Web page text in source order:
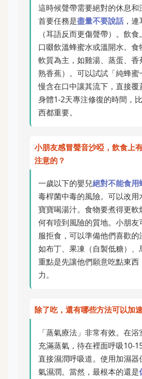
這時候聲帶需要絕對的休息和
首要任務是盡量不要說話，連
（耳語反而更傷聲帶）。飲
口啜飲溫蜂蜜水或溫開水。食
軟質為主，如雞湯、蒸蛋、香
熟香蕉）。可以試試「純蜂蜜
慢含在口中讓其流下，直接覆
身體1-2天專注修復的時間，
西都重要。
小朋友感冒聲音沙啞，飲食上
注意的？
一歲以下的嬰兒絕對不能食用
毒桿菌中毒的風險。可以改用
寶寶喝湯汁。食物要煮得更軟
何有噎到風險的質地。小朋友
服拒食，可以準備他們喜歡的
如布丁、果凍（自製低糖）、
重點是先讓他們願意吃點東西
力。
除了吃，還有哪些方法可以加
「蒸氣療法」非常有效。在
充滿蒸氣，待在裡面呼吸10-
直接濕潤呼吸道。使用加濕器
氣濕潤。當然，最根本的還是